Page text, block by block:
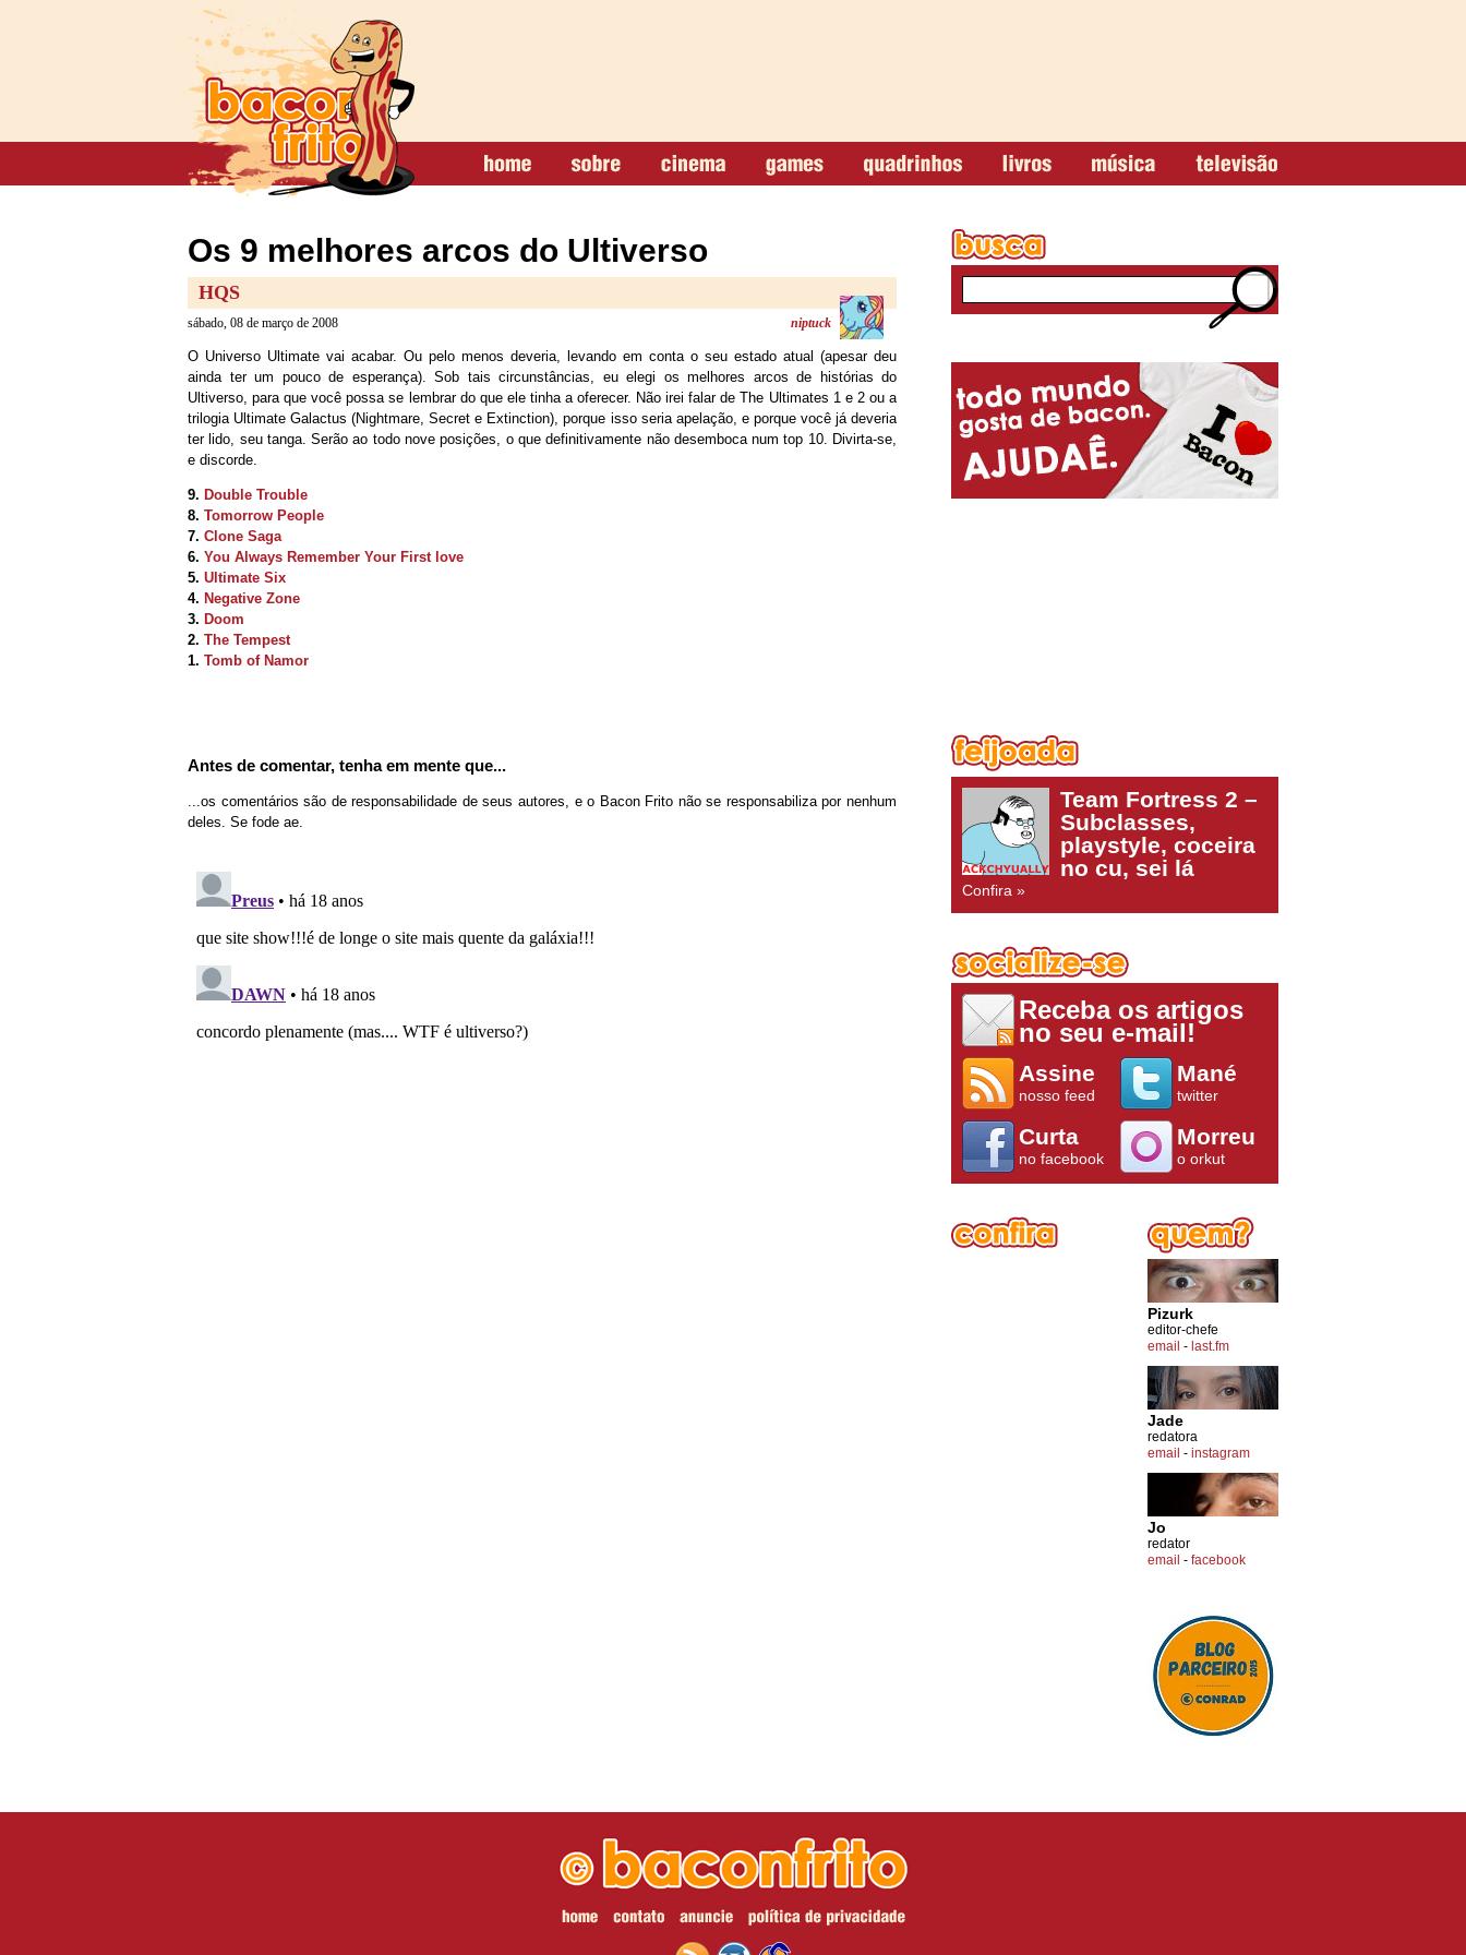
Os 9 melhores arcos do Ultiverso
HQS
sábado, 08 de março de 2008 niptuck
O Universo Ultimate vai acabar. Ou pelo menos deveria, levando em conta o seu estado atual (apesar deu
ainda ter um pouco de esperança). Sob tais circunstâncias, eu elegi os melhores arcos de histórias do
Ultiverso, para que você possa se lembrar do que ele tinha a oferecer. Não irei falar de The Ultimates 1 e 2 ou a
trilogia Ultimate Galactus (Nightmare, Secret e Extinction), porque isso seria apelação, e porque você já deveria
ter lido, seu tanga. Serão ao todo nove posições, o que definitivamente não desemboca num top 10. Divirta-se,
e discorde.
9. Double Trouble
8. Tomorrow People
7. Clone Saga
6. You Always Remember Your First love
5. Ultimate Six
4. Negative Zone
3. Doom
2. The Tempest
1. Tomb of Namor
Antes de comentar, tenha em mente que...
...os comentários são de responsabilidade de seus autores, e o Bacon Frito não se responsabiliza por nenhum
deles. Se fode ae.
Team Fortress 2 –
Subclasses,
playstyle, coceira
no cu, sei lá
Confira »
Receba os artigos
no seu e-mail!
Assine
nosso feed
Mané
twitter
Curta
no facebook
Morreu
o orkut
Pizurk
editor-chefe
email - last.fm
Jade
redatora
email - instagram
Jo
redator
email - facebook